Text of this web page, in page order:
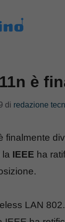
è
di redazione
finalmente
la IEEE ha
LAN